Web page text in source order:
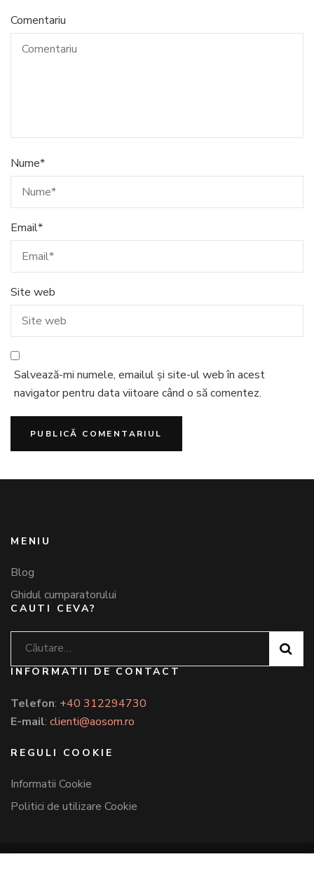
Comentariu
Nume*
Email*
Site web
Salvează-mi numele, emailul și site-ul web în acest
navigator pentru data viitoare când o să comentez.
MENIU
Blog
Ghidul cumparatorului
CAUTI CEVA?
Caută
după:
INFORMATII DE CONTACT
Telefon: +40 312294730
E-mail: clienti@aosom.ro
REGULI COOKIE
Informatii Cookie
Politici de utilizare Cookie